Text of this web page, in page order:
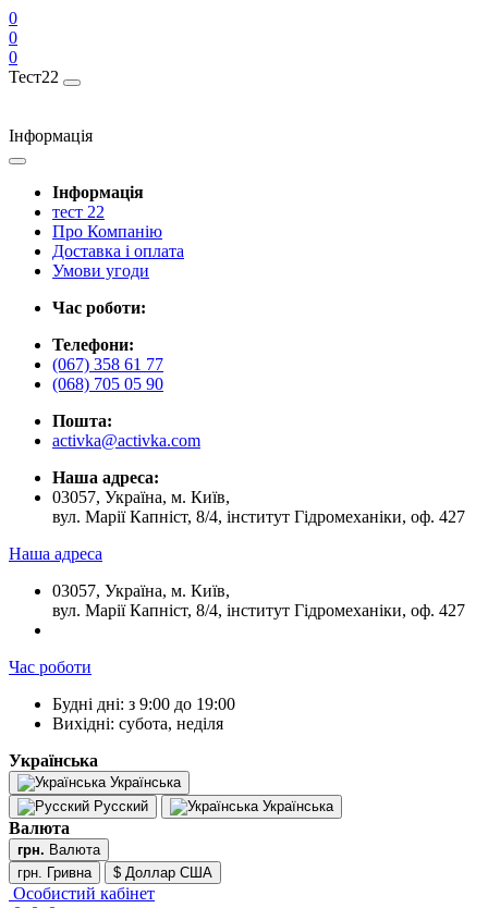
0
0
0
Тест22
Інформація
Інформація
тест 22
Про Компанію
Доставка і оплата
Умови угоди
Час роботи:
Телефони:
(067) 358 61 77
(068) 705 05 90
Пошта:
activka@activka.com
Наша адреса:
03057, Україна, м. Київ,
вул. Марії Капніст, 8/4, інститут Гідромеханіки, оф. 427
Наша адреса
03057, Україна, м. Київ,
вул. Марії Капніст, 8/4, інститут Гідромеханіки, оф. 427
Час роботи
Будні дні: з 9:00 до 19:00
Вихідні: субота, неділя
Українська
Українська
Русский
Українська
Валюта
грн. Валюта
грн. Гривна
$ Доллар США
Особистий кабінет